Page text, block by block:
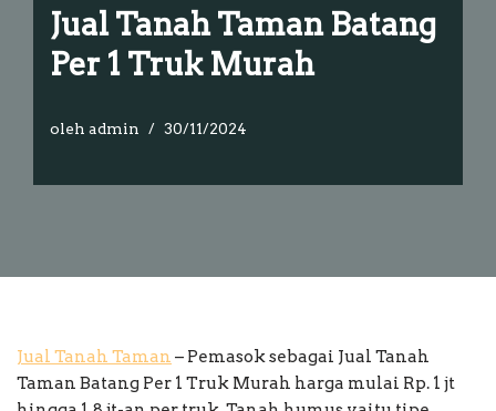
Jual Tanah Taman Batang
Per 1 Truk Murah
oleh admin 30/11/2024
Jual Tanah Taman – Pemasok sebagai Jual Tanah
Taman Batang Per 1 Truk Murah harga mulai Rp. 1 jt